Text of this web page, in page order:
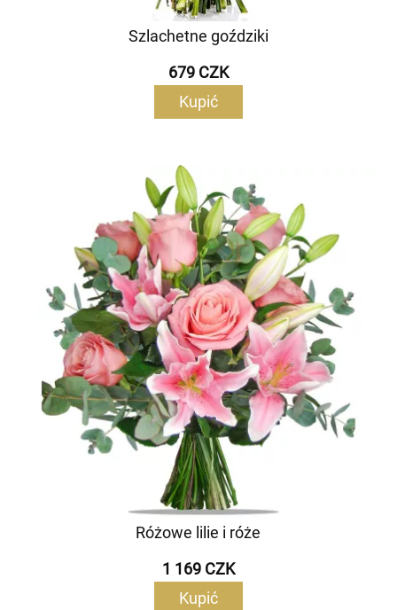
Szlachetne goździki
679 CZK
Kupić
Różowe lilie i róże
1 169 CZK
Kupić